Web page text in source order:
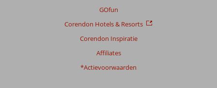
GOfun
Corendon Hotels & Resorts
Corendon Inspiratie
Affiliates
*Actievoorwaarden